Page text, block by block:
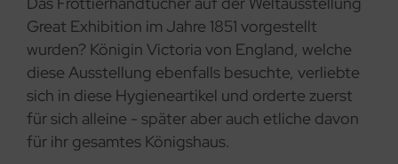
Great Exhibition im Jahre 1851 vorgestellt
wurden? Königin Victoria von England, welche
diese Ausstellung ebenfalls besuchte, verliebte
sich in diese Hygieneartikel und orderte zuerst
für sich alleine - später aber auch etliche davon
für ihr gesamtes Königshaus.